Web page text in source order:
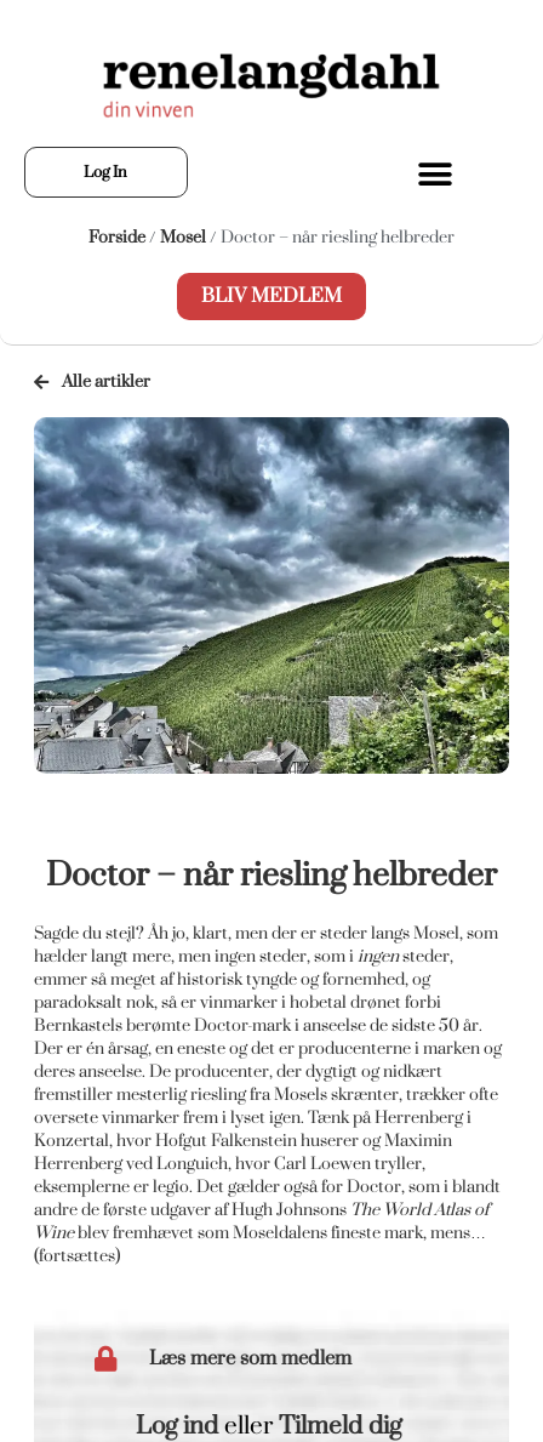
Log In
Forside/ Mosel/ Doctor – når riesling helbreder
BLIV MEDLEM
Alle artikler
Doctor – når riesling helbreder
Sagde du stejl? Åh jo, klart, men der er steder langs Mosel, som
hælder langt mere, men ingen steder, som iingensteder,
emmer så meget af historisk tyngde og fornemhed, og
paradoksalt nok, så er vinmarker i hobetal drønet forbi
Bernkastels berømte Doctor-mark i anseelse de sidste 50 år.
Der er én årsag, en eneste og det er producenterne i marken og
deres anseelse. De producenter, der dygtigt og nidkært
fremstiller mesterlig riesling fra Mosels skrænter, trækker ofte
oversete vinmarker frem i lyset igen. Tænk på Herrenberg i
Konzertal, hvor Hofgut Falkenstein huserer og Maximin
Herrenberg ved Longuich, hvor Carl Loewen tryller,
eksemplerne er legio. Det gælder også for Doctor, som i blandt
andre de første udgaver af Hugh Johnsons The World Atlas of
Wineblev fremhævet som Moseldalens fineste mark, mens…
(fortsættes)
Læs mere som medlem
Log indellerTilmeld dig